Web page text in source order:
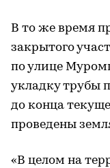
В то же время
закрытого
по улице
укладку трубы
до конца
проведены
«В целом на